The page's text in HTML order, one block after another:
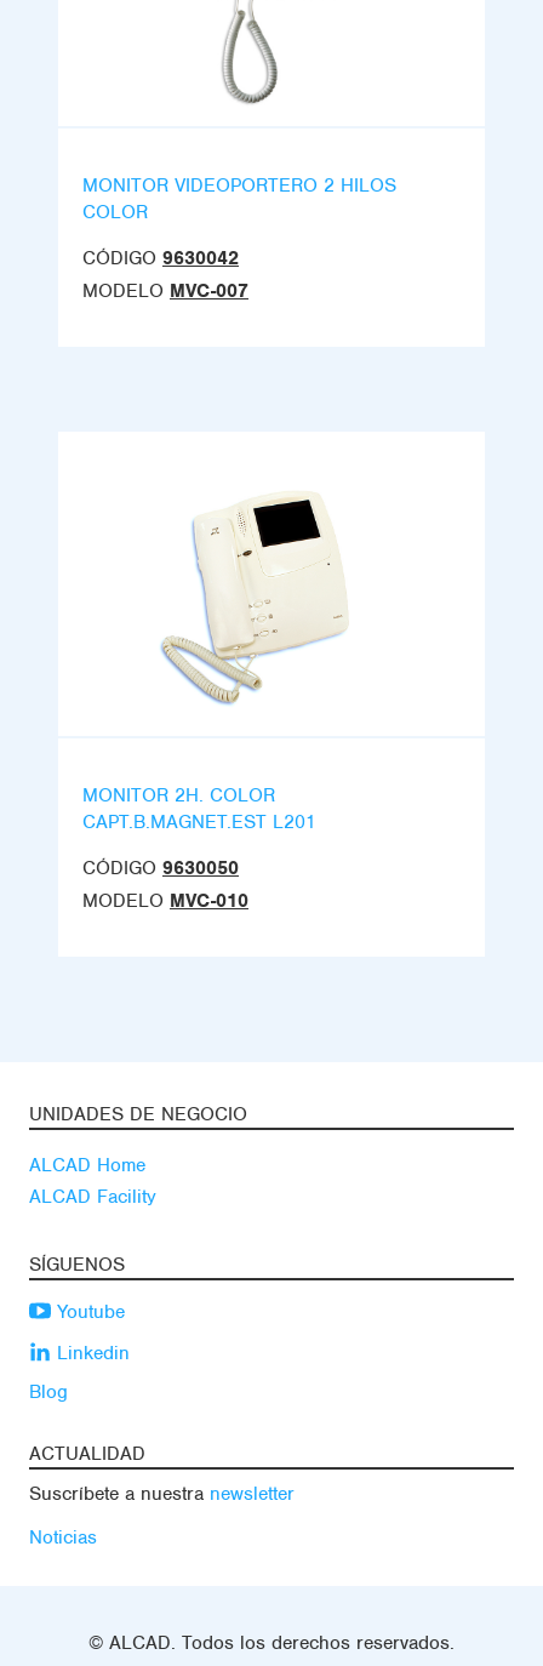
MONITOR VIDEOPORTERO 2 HILOS
COLOR
CÓDIGO 9630042
MODELO MVC-007
MONITOR 2H. COLOR
CAPT.B.MAGNET.EST L201
CÓDIGO 9630050
MODELO MVC-010
UNIDADES DE NEGOCIO
ALCAD Home
ALCAD Facility
SÍGUENOS
Youtube
Linkedin
Blog
ACTUALIDAD
Suscríbete a nuestra newsletter
Noticias
© ALCAD. Todos los derechos reservados.